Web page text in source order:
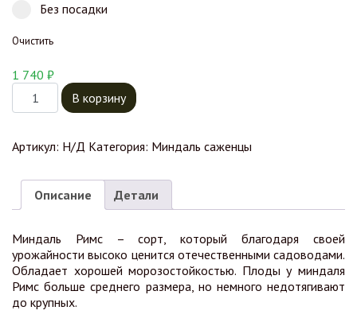
Без посадки
Очистить
1 740 ₽
Количество товара Миндаль Римс
В корзину
Артикул: Н/Д Категория: Миндаль саженцы
Описание Детали
Миндаль Римс – сорт, который благодаря своей
урожайности высоко ценится отечественными садоводами.
Обладает хорошей морозостойкостью. Плоды у миндаля
Римс больше среднего размера, но немного недотягивают
до крупных.